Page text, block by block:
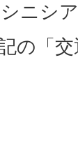
ニシ
の「